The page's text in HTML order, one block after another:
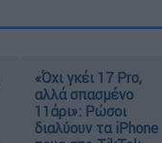
«Όχι γκέι 17 Pro,
αλλά σπασμένο
11άρι»: Ρώσοι
διαλύουν τα iPhone